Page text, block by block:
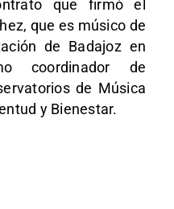
que firmó el
que es músico de
de Badajoz en
coordinador de
de Música
y Bienestar.